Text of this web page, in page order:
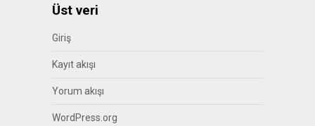
Üst veri
Giriş
Kayıt akışı
Yorum akışı
WordPress.org